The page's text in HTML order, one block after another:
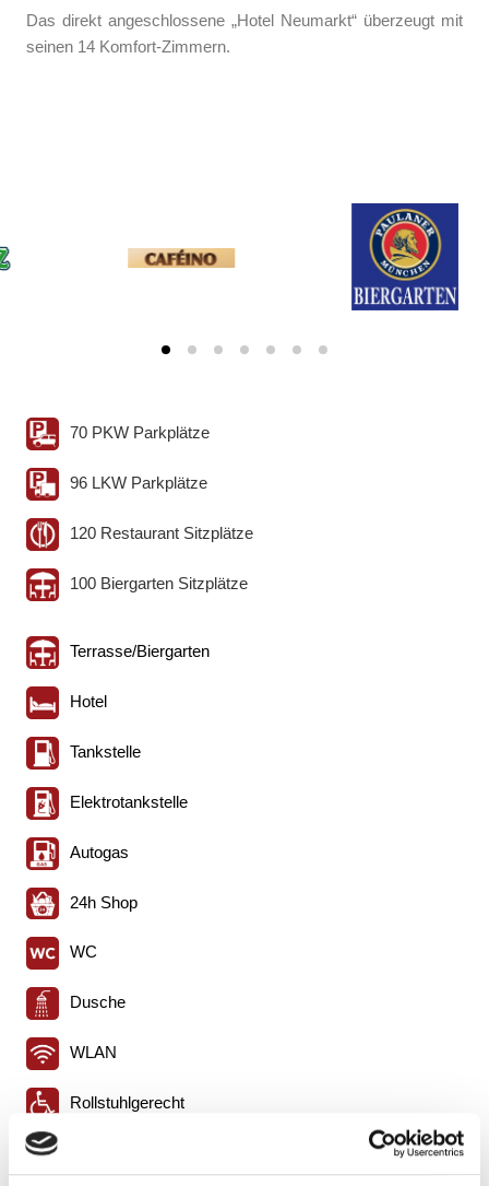
Das direkt angeschlossene „Hotel Neumarkt“ überzeugt mit
seinen 14 Komfort-Zimmern.
70 PKW Parkplätze
96 LKW Parkplätze
120 Restaurant Sitzplätze
100 Biergarten Sitzplätze
Terrasse/Biergarten
Hotel
Tankstelle
Elektrotankstelle
Autogas
24h Shop
WC
Dusche
WLAN
Rollstuhlgerecht